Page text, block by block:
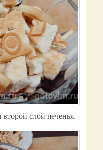
слой печенья.